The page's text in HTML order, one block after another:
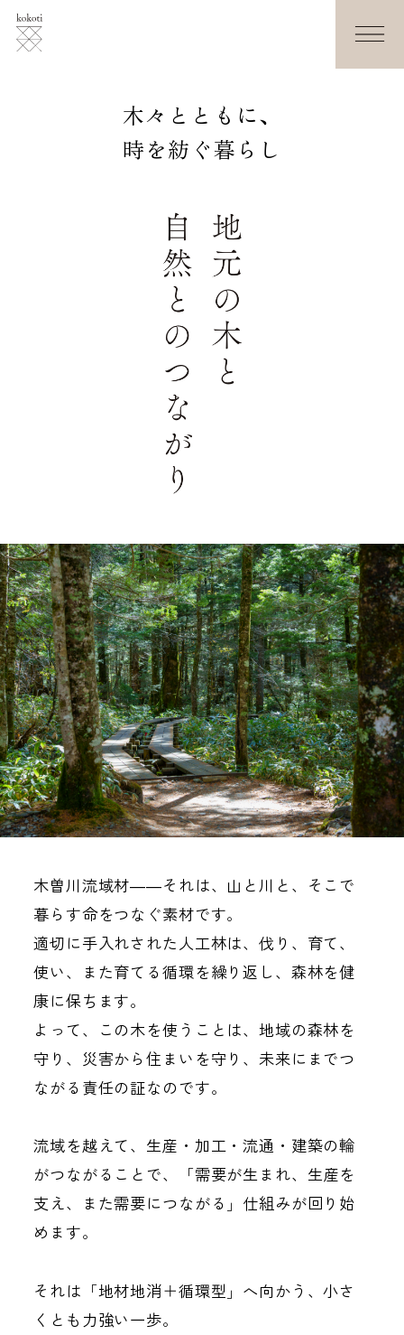
木々とともに、
時を紡ぐ暮らし
木曽川流域材――それは、山と川と、そこで
暮らす命をつなぐ素材です。
適切に手入れされた人工林は、伐り、育て、
使い、また育てる循環を繰り返し、森林を健
康に保ちます。
よって、この木を使うことは、地域の森林を
守り、災害から住まいを守り、未来にまでつ
ながる責任の証なのです。
流域を越えて、生産・加工・流通・建築の輪
がつながることで、
「需要が生まれ、生産を
支え、また需要につながる」仕組みが回り始
めます。
それは「地材地消＋循環型」へ向かう、小さ
くとも力強い一歩。